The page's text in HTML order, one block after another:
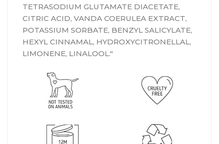
TETRASODIUM GLUTAMATE DIACETATE,
CITRIC ACID, VANDA COERULEA EXTRACT,
POTASSIUM SORBATE, BENZYL SALICYLATE,
HEXYL CINNAMAL, HYDROXYCITRONELLAL,
LIMONENE, LINALOOL."